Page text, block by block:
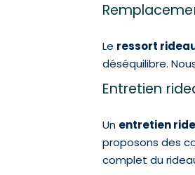
Le ressort
déséquilibre.
Entretien
Un entretien
proposons des
complet du